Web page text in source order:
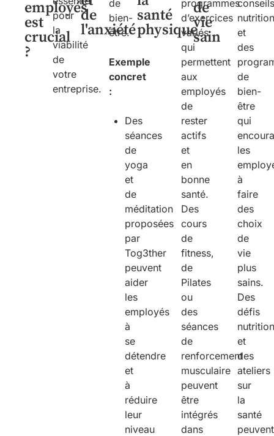
employés
est
crucial
?
pour
la
viabilité
de
votre
entreprise.
de
l'anxiété
de
bien-
être.
Exemple
concret
:
Des
séances
de
yoga
et
de
méditation
proposées
par
Tog3ther
peuvent
aider
les
employés
à
se
détendre
et
à
réduire
leur
niveau
santé
physique
programmes
d’exercices
variés
qui
permettent
aux
employés
de
rester
actifs
et
en
bonne
santé.
Des
cours
de
fitness,
de
Pilates
ou
des
séances
de
renforcement
musculaire
peuvent
être
intégrés
dans
de
vie
sain
conseils
et
des
de
bien-
être
qui
les
à
faire
des
choix
de
vie
plus
sains.
Des
défis
et
des
ateliers
sur
la
santé
peuvent